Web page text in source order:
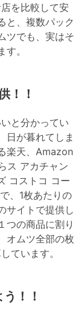
を比較して安
と、複数パック
ツでも、実はそ
。
！！
と分かってい
日が暮れてしま
楽天、Amazon
ス アカチャン
コストコ コー
、1枚あたりの
サイトで提供し
つの商品に割り
オムツ全部の枚
ています。
！！